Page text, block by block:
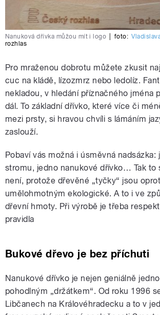
Nanuková dřívka můžou mít i logo foto:
rozhlas
Pro mraženou dobrotu můžete zkusit
cuc na kládě, lízozmrz nebo ledolíz.
nekladou, v hledání příznačného jména
dál. To základní dřívko, které více či
mezi prsty, si hravou chvíli s lámáním
zaslouží.
Pobaví vás možná i úsměvná nadsázka:
stromu, jedno nanukové dřívko… Tak to
není, protože dřevěné „tyčky“ jsou
umělohmotným ekologické. A to i ve
dřevní hmoty. Při výrobě je třeba
pravidla
Bukové dřevo je bez příchuti
Nanukové dřívko je nejen geniálně
pohodlným „držátkem“. Od roku 1996
Libčanech na Královéhradecku a to v